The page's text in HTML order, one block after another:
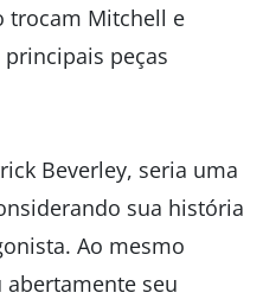
trocam Mitchell e
peças
Beverley, seria uma
sua história
Ao mesmo
seu